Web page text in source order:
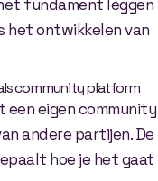
fundament leggen
het ontwikkelen van
community platform
een eigen community
andere partijen. De
hoe je het gaat